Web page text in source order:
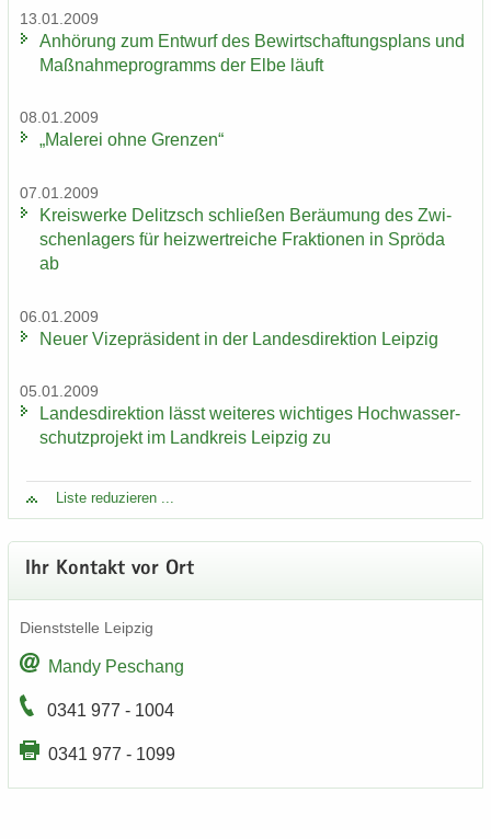
13.01.2009
An­hö­rung zum Ent­wurf des Be­wirt­schaf­tungs­plans und
Maß­nah­me­pro­gramms der Elbe läuft
08.01.2009
„Ma­le­rei ohne Gren­zen“
07.01.2009
Kreis­wer­ke De­litzsch schlie­ßen Be­räu­mung des Zwi­
schen­la­gers für heiz­wertrei­che Frak­tio­nen in Sprö­da
ab
06.01.2009
Neuer Vi­ze­prä­si­dent in der Lan­des­di­rek­ti­on Leip­zig
05.01.2009
Lan­des­di­rek­ti­on lässt wei­te­res wich­ti­ges Hoch­was­ser­
schutz­pro­jekt im Land­kreis Leip­zig zu
Liste re­du­zie­ren ...
Ihr Kon­takt vor Ort
Dienst­stel­le Leip­zig
Mandy Peschang
0341 977 - 1004
0341 977 - 1099